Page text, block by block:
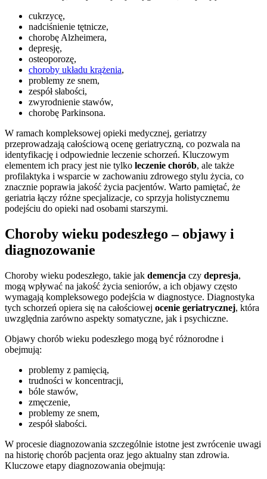
cukrzycę,
nadciśnienie tętnicze,
chorobę Alzheimera,
depresję,
osteoporozę,
choroby układu krążenia,
problemy ze snem,
zespół słabości,
zwyrodnienie stawów,
chorobę Parkinsona.
W ramach kompleksowej opieki medycznej, geriatrzy
przeprowadzają całościową ocenę geriatryczną, co pozwala na
identyfikację i odpowiednie leczenie schorzeń. Kluczowym
elementem ich pracy jest nie tylko leczenie chorób, ale także
profilaktyka i wsparcie w zachowaniu zdrowego stylu życia, co
znacznie poprawia jakość życia pacjentów. Warto pamiętać, że
geriatria łączy różne specjalizacje, co sprzyja holistycznemu
podejściu do opieki nad osobami starszymi.
Choroby wieku podeszłego – objawy i
diagnozowanie
Choroby wieku podeszłego, takie jak demencja czy depresja,
mogą wpływać na jakość życia seniorów, a ich objawy często
wymagają kompleksowego podejścia w diagnostyce. Diagnostyka
tych schorzeń opiera się na całościowej ocenie geriatrycznej, która
uwzględnia zarówno aspekty somatyczne, jak i psychiczne.
Objawy chorób wieku podeszłego mogą być różnorodne i
obejmują:
problemy z pamięcią,
trudności w koncentracji,
bóle stawów,
zmęczenie,
problemy ze snem,
zespół słabości.
W procesie diagnozowania szczególnie istotne jest zwrócenie uwagi
na historię chorób pacjenta oraz jego aktualny stan zdrowia.
Kluczowe etapy diagnozowania obejmują: